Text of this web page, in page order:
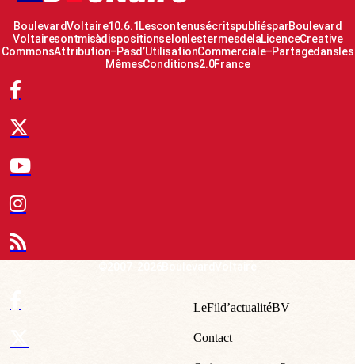
Boulevard Voltaire 10.6.1 Les contenus écrits publiés par Boulevard
Voltaire sont mis à disposition selon les termes de la Licence Creative
Commons Attribution – Pas d’Utilisation Commerciale – Partage dans les
Mêmes Conditions 2.0 France
Le Fil d’actualité BV
Contact